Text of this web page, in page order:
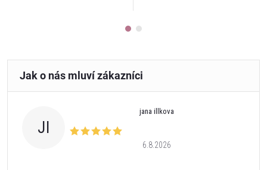
JI
jana illkova
6.8.2026